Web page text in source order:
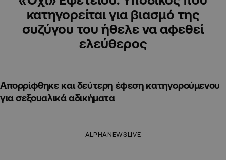
κατηγορείται για βιασμό της
συζύγου του ήθελε να αφεθεί
ελεύθερος
Απορρίφθηκε και δεύτερη έφεση κατηγορούμενου
για σεξουαλικά αδικήματα
ALPHANEWSLIVE